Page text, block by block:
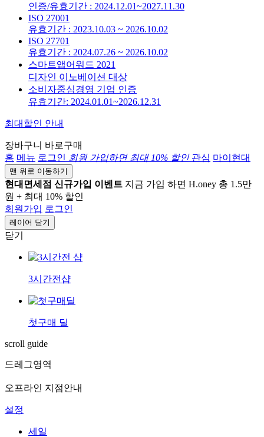
인증/유효기간 : 2024.12.01~2027.11.30
ISO 27001
유효기간 : 2023.10.03 ~ 2026.10.02
ISO 27701
유효기간 : 2024.07.26 ~ 2026.10.02
스마트앱어워드 2021
디자인 이노베이션 대상
소비자중심경영 기업 인증
유효기간: 2024.01.01~2026.12.31
최대할인 안내
장바구니 바로구매
홈 메뉴 로그인 회원 가입하면 최대 10% 할인 관심 마이현대
맨 위로 이동하기
현대면세점 신규가입 이벤트 지금 가입 하면 H.oney 총 1.5만
원 + 최대 10% 할인
회원가입 로그인
레이어 닫기
닫기
3시간전샵
첫구매 딜
scroll guide
드레그영역
오프라인 지점안내
설정
세일